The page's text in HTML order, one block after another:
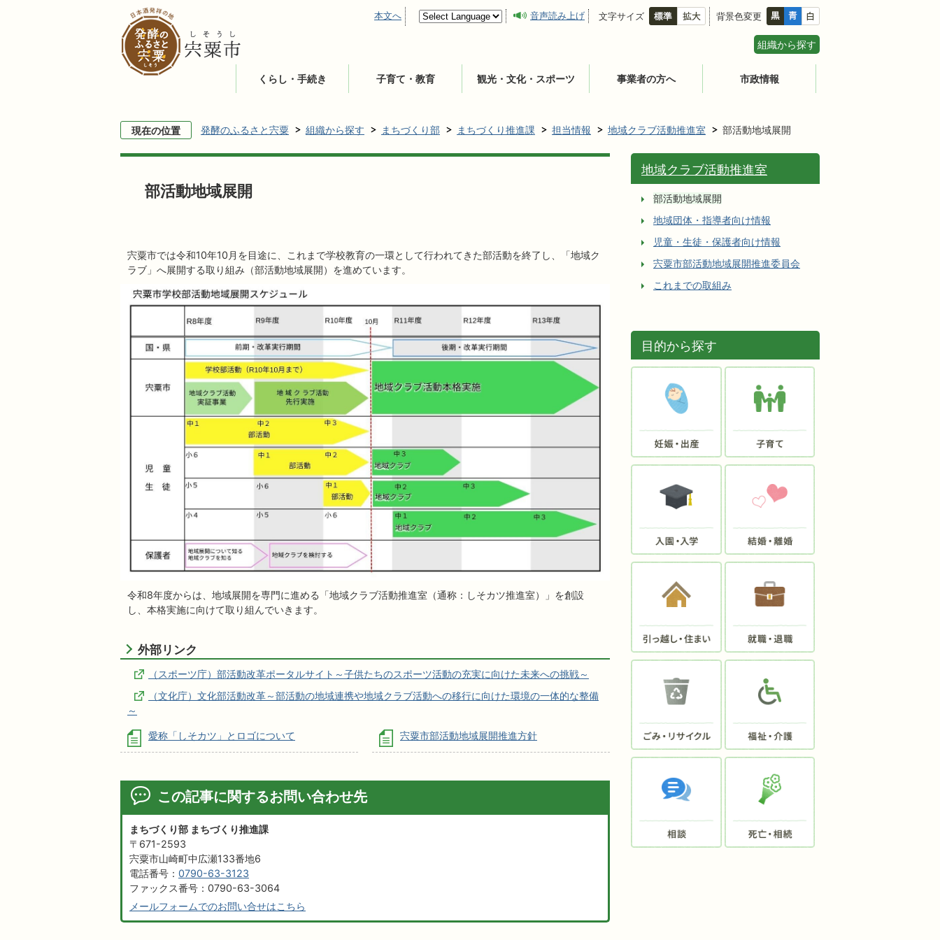
本文へ 音声読み上げ 文字サイズ 背景色変更
組織から探す
くらし・手続き 子育て・教育 観光・文化・スポーツ 事業者の方へ 市政情報
現在の位置 発酵のふるさと宍粟 組織から探す まちづくり部 まちづくり推進課 担当情報 地域クラブ活動推進室 部活動地域展開
部活動地域展開
宍粟市では令和10年10月を目途に、これまで学校教育の一環として行われてきた部活動を終了し、「地域ク
ラブ」へ展開する取り組み（部活動地域展開）を進めています。
令和8年度からは、地域展開を専門に進める「地域クラブ活動推進室（通称：しそカツ推進室）」を創設
し、本格実施に向けて取り組んでいきます。
外部リンク
（スポーツ庁）部活動改革ポータルサイト～子供たちのスポーツ活動の充実に向けた未来への挑戦～
（文化庁）文化部活動改革～部活動の地域連携や地域クラブ活動への移行に向けた環境の一体的な整備
～
愛称「しそカツ」とロゴについて 宍粟市部活動地域展開推進方針
この記事に関するお問い合わせ先
まちづくり部 まちづくり推進課
〒671-2593
宍粟市山崎町中広瀬133番地6
電話番号： 0790-63-3123
ファックス番号：0790-63-3064
メールフォームでのお問い合せはこちら
地域クラブ活動推進室
部活動地域展開
地域団体・指導者向け情報
児童・生徒・保護者向け情報
宍粟市部活動地域展開推進委員会
これまでの取組み
目的から探す